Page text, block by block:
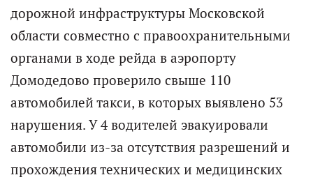
дорожной инфраструктуры Московской
области совместно с правоохранительными
органами в ходе рейда в аэропорту
Домодедово проверило свыше 110
автомобилей такси, в которых выявлено 53
нарушения. У 4 водителей эвакуировали
автомобили из-за отсутствия разрешений и
прохождения технических и медицинских